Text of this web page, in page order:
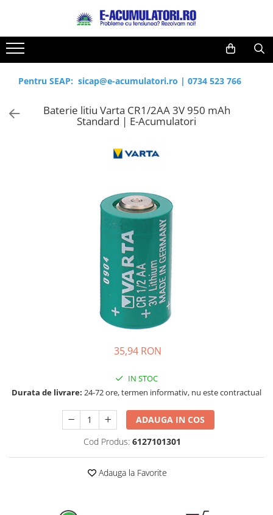
Toate Produsele
Acumulatori, Baterii si Incarcatoare
Uzuale
Baterii alcaline
Incarcatoare acumulatori
Panouri fotovoltaice si accesorii
Sisteme prindere panouri
Invertoare Hibrid
Invertoare On-grid
Convertoare de tensiune
Reduceri de vara
Cabluri
Acumulatori
Prelungitoare
Panouri fotovoltaice
Pentru SEAP: sicap@e-acumulatori.ro | 0734 523 766
Baterie litiu Varta CR1/2AA 3V 950 mAh
Standard | E-Acumulatori
35,94 RON
IN STOC
Durata de livrare: 24-72 ore, termen informativ, nu este contractual
ADAUGA IN COS
Cod Produs: 6127101301
Adauga la Favorite